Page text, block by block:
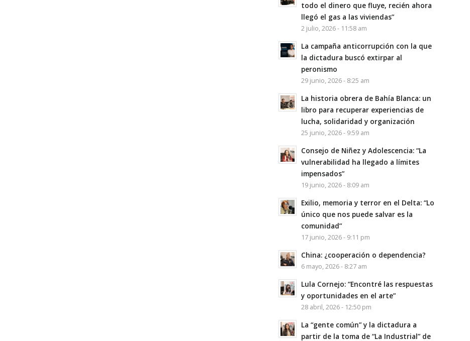
todo el dinero que fluye, recién ahora
llegó el gas a las viviendas”
2 julio, 2026 - 11:58 am
La campaña anticorrupción con la que
la dictadura buscó extirpar al
peronismo
29 junio, 2026 - 8:25 am
La historia obrera de Bahía Blanca: un
libro para recuperar experiencias de
lucha, solidaridad y organización
25 junio, 2026 - 9:59 am
Consejo de Niñez y Adolescencia: “La
vulnerabilidad ha llegado a límites
impensados”
19 junio, 2026 - 8:09 am
Exilio, memoria y terror en el Delta: “Lo
único que nos puede salvar es la
comunidad”
17 junio, 2026 - 9:11 pm
China: ¿cooperación o dependencia?
6 mayo, 2026 - 8:27 am
Lula Cornejo: “Encontré las respuestas
y oportunidades en el arte”
28 abril, 2026 - 12:50 pm
La “gente común” y la dictadura a
partir de la toma de “La Industrial” de